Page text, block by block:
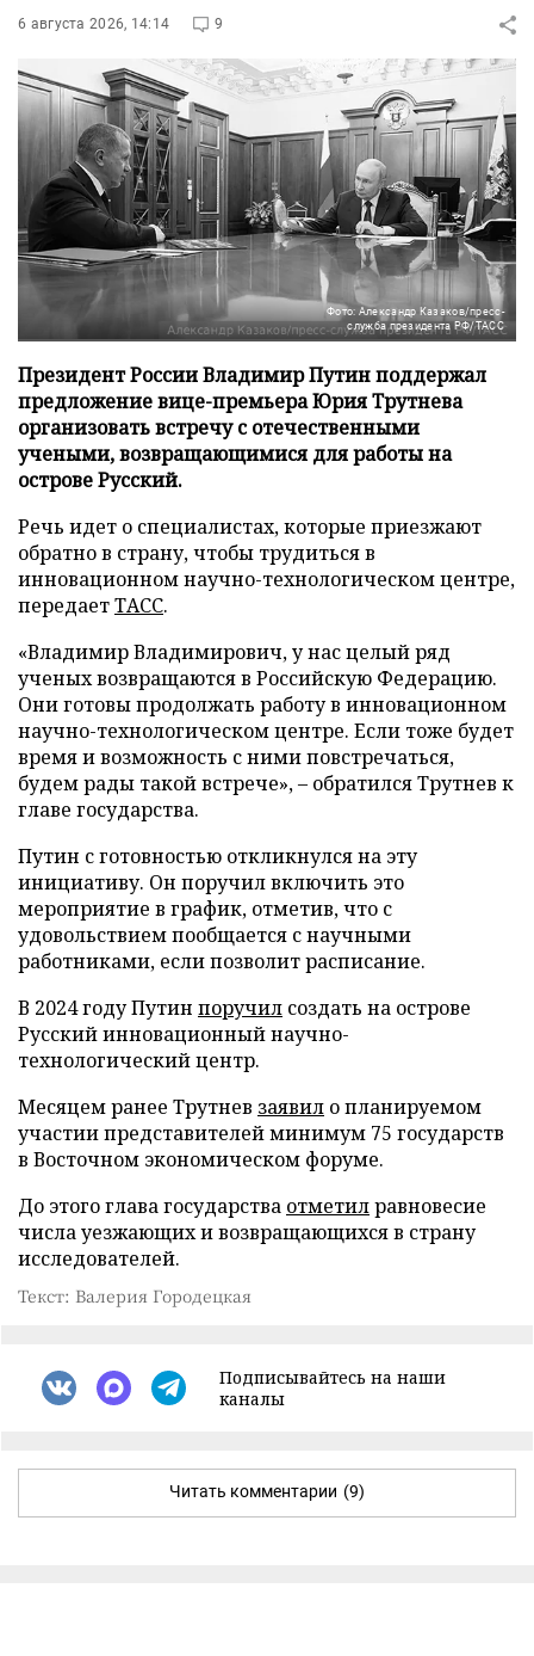
6 августа 2026, 14:14 9
Фото: Александр Казаков/пресс-
служба президента РФ/ТАСС
Президент России Владимир Путин поддержал
предложение вице-премьера Юрия Трутнева
организовать встречу с отечественными
учеными, возвращающимися для работы на
острове Русский.
Речь идет о специалистах, которые приезжают
обратно в страну, чтобы трудиться в
инновационном научно-технологическом центре,
передаетТАСС.
«Владимир Владимирович, у нас целый ряд
ученых возвращаются в Российскую Федерацию.
Они готовы продолжать работу в инновационном
научно-технологическом центре. Если тоже будет
время и возможность с ними повстречаться,
будем рады такой встрече», – обратился Трутнев к
главе государства.
Путин с готовностью откликнулся на эту
инициативу. Он поручил включить это
мероприятие в график, отметив, что с
удовольствием пообщается с научными
работниками, если позволит расписание.
В 2024 году Путин поручил создать на острове
Русский инновационный научно-
технологический центр.
Месяцем ранее Трутнев заявил о планируемом
участии представителей минимум 75 государств
в Восточном экономическом форуме.
До этого глава государства отметилравновесие
числа уезжающих и возвращающихся в страну
исследователей.
Текст: Валерия Городецкая
Подписывайтесь на наши
каналы
Читать комментарии (9)